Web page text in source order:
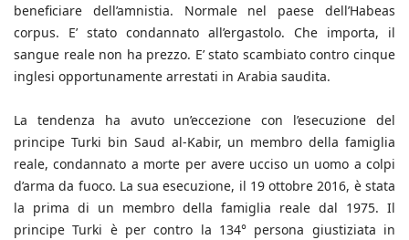
beneficiare dell’amnistia. Normale nel paese dell’Habeas
corpus. E’ stato condannato all’ergastolo. Che importa, il
sangue reale non ha prezzo. E’ stato scambiato contro cinque
inglesi opportunamente arrestati in Arabia saudita.
La tendenza ha avuto un’eccezione con l’esecuzione del
principe Turki bin Saud al-Kabir, un membro della famiglia
reale, condannato a morte per avere ucciso un uomo a colpi
d’arma da fuoco. La sua esecuzione, il 19 ottobre 2016, è stata
la prima di un membro della famiglia reale dal 1975. Il
principe Turki è per contro la 134° persona giustiziata in